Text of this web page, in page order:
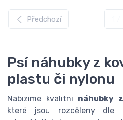
Předchozí
Psí náhubky z
plastu či nylonu
Nabízíme kvalitní náhubky
které jsou rozděleny dle